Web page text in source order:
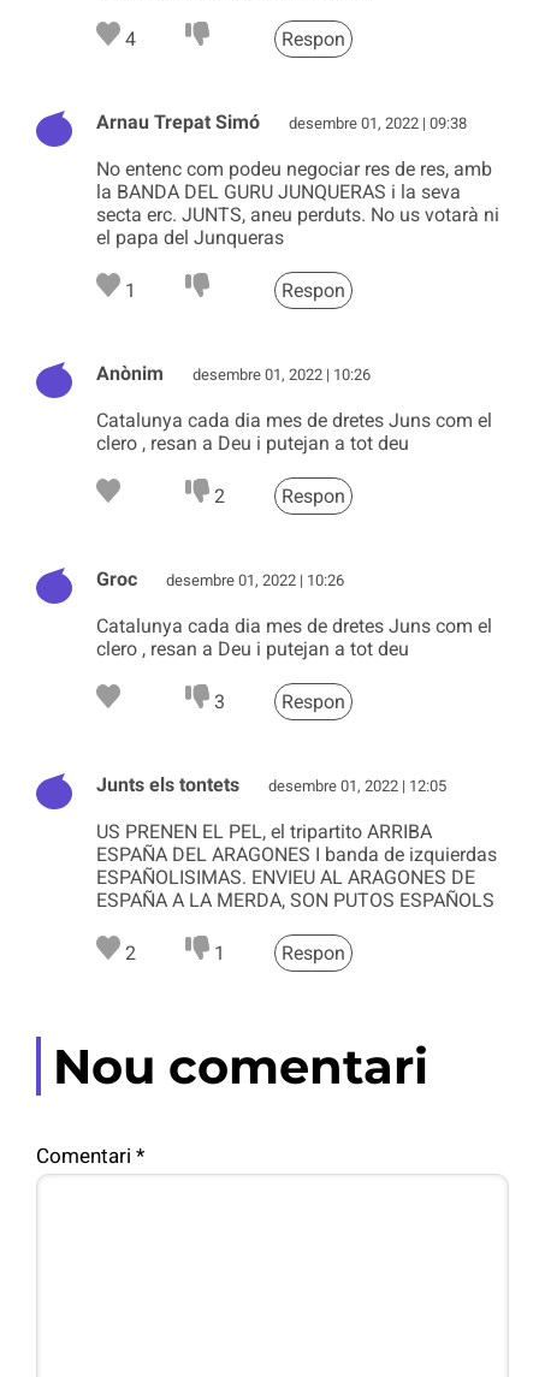
4 Respon
Arnau Trepat Simó desembre 01, 2022 | 09:38
No entenc com podeu negociar res de res, amb
la BANDA DEL GURU JUNQUERAS i la seva
secta erc. JUNTS, aneu perduts. No us votarà ni
el papa del Junqueras
1 Respon
Anònim desembre 01, 2022 | 10:26
Catalunya cada dia mes de dretes Juns com el
clero , resan a Deu i putejan a tot deu
2 Respon
Groc desembre 01, 2022 | 10:26
Catalunya cada dia mes de dretes Juns com el
clero , resan a Deu i putejan a tot deu
3 Respon
Junts els tontets desembre 01, 2022 | 12:05
US PRENEN EL PEL, el tripartito ARRIBA
ESPAÑA DEL ARAGONES I banda de izquierdas
ESPAÑOLISIMAS. ENVIEU AL ARAGONES DE
ESPAÑA A LA MERDA, SON PUTOS ESPAÑOLS
2 1 Respon
Nou comentari
Comentari *